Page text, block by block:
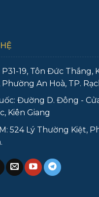
19, Tôn Đức Thắng,
An Hoà, TP.
Đường D. Đông -
Kiên Giang
524 Lý Thường Kiệt,